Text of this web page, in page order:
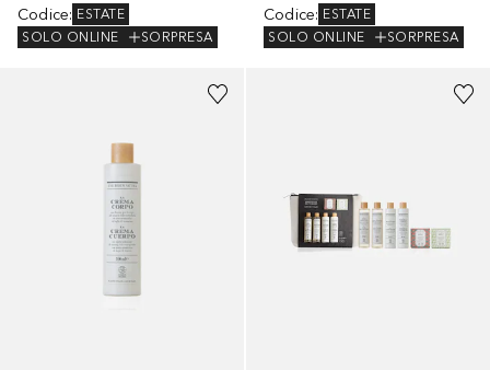
Codice: ESTATE
SOLO ONLINE
SORPRESA
Codice: ESTATE
SOLO ONLINE
SORPRESA